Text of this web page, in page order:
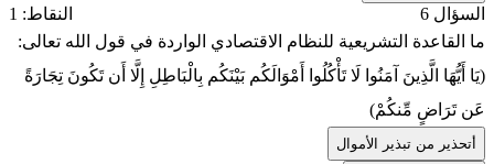
السؤال 6
النقاط: 1
ما القاعدة التشريعية للنظام الاقتصادي الواردة في قول الله تعالى:
(يَا أَيُّهَا الَّذِينَ آمَنُوا لَا تَأْكُلُوا أَمْوَالَكُم بَيْنَكُم بِالْبَاطِلِ إِلَّا أَن تَكُونَ تِجَارَةً
عَن تَرَاضٍ مِّنكُمْ)
تحذير من تبذير الأموال